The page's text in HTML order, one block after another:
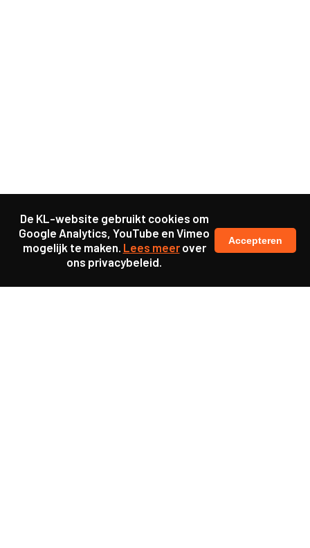
De KL-website gebruikt cookies om
Google Analytics, YouTube en Vimeo
mogelijk te maken. Lees meerover
ons privacybeleid.
Accepteren